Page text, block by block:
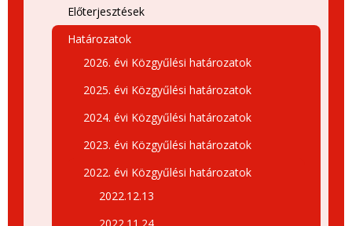
Előterjesztések
Határozatok
2026. évi Közgyűlési határozatok
2025. évi Közgyűlési határozatok
2024. évi Közgyűlési határozatok
2023. évi Közgyűlési határozatok
2022. évi Közgyűlési határozatok
2022.12.13